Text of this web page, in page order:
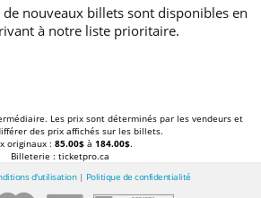
de nouveaux billets sont disponibles en
à notre liste prioritaire.
Les prix sont déterminés par les vendeurs et
des prix affichés sur les billets.
originaux : 85.00$à 184.00$.
Billeterie : ticketpro.ca
d'utilisation| Politique de confidentialité